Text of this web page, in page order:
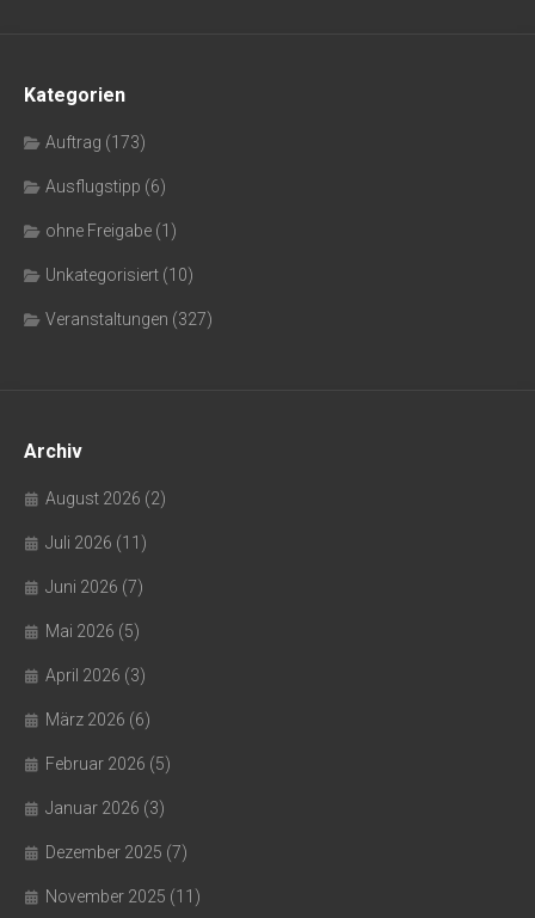
Kategorien
Auftrag (173)
Ausflugstipp (6)
ohne Freigabe (1)
Unkategorisiert (10)
Veranstaltungen (327)
Archiv
August 2026 (2)
Juli 2026 (11)
Juni 2026 (7)
Mai 2026 (5)
April 2026 (3)
März 2026 (6)
Februar 2026 (5)
Januar 2026 (3)
Dezember 2025 (7)
November 2025 (11)